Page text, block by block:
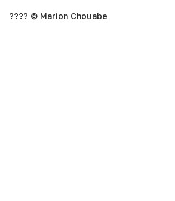
???? © Marion Chouabe